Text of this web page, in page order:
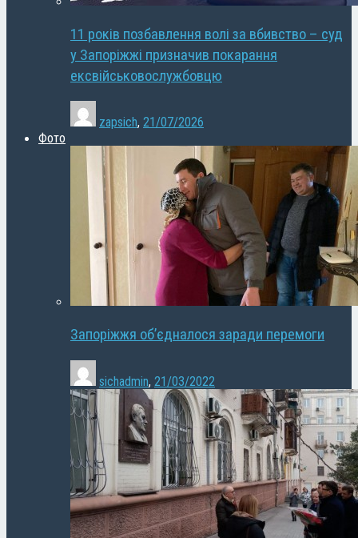
11 років позбавлення волі за вбивство – суд
у Запоріжжі призначив покарання
ексвійськовослужбовцю
zapsich, 21/07/2026
Фото
Запоріжжя об’єдналося заради перемоги
sichadmin, 21/03/2022